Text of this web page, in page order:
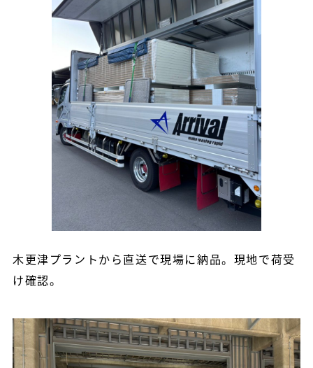
木更津プラントから直送で現場に納品。現地で荷受
け確認。